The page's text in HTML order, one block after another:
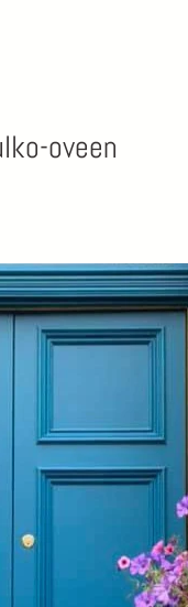
oveen